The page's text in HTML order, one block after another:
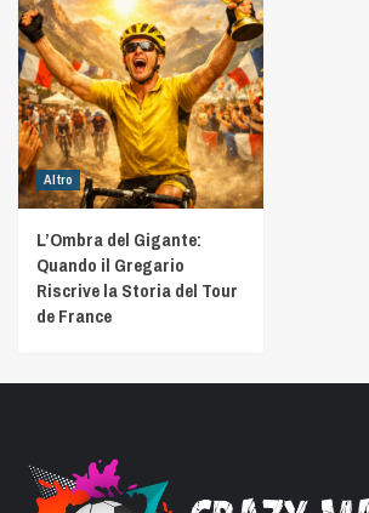
Altro
L’Ombra del Gigante:
Quando il Gregario
Riscrive la Storia del Tour
de France